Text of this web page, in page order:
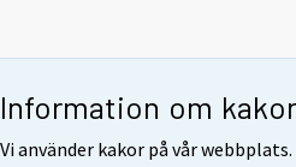
Information om
Vi använder kakor på vår